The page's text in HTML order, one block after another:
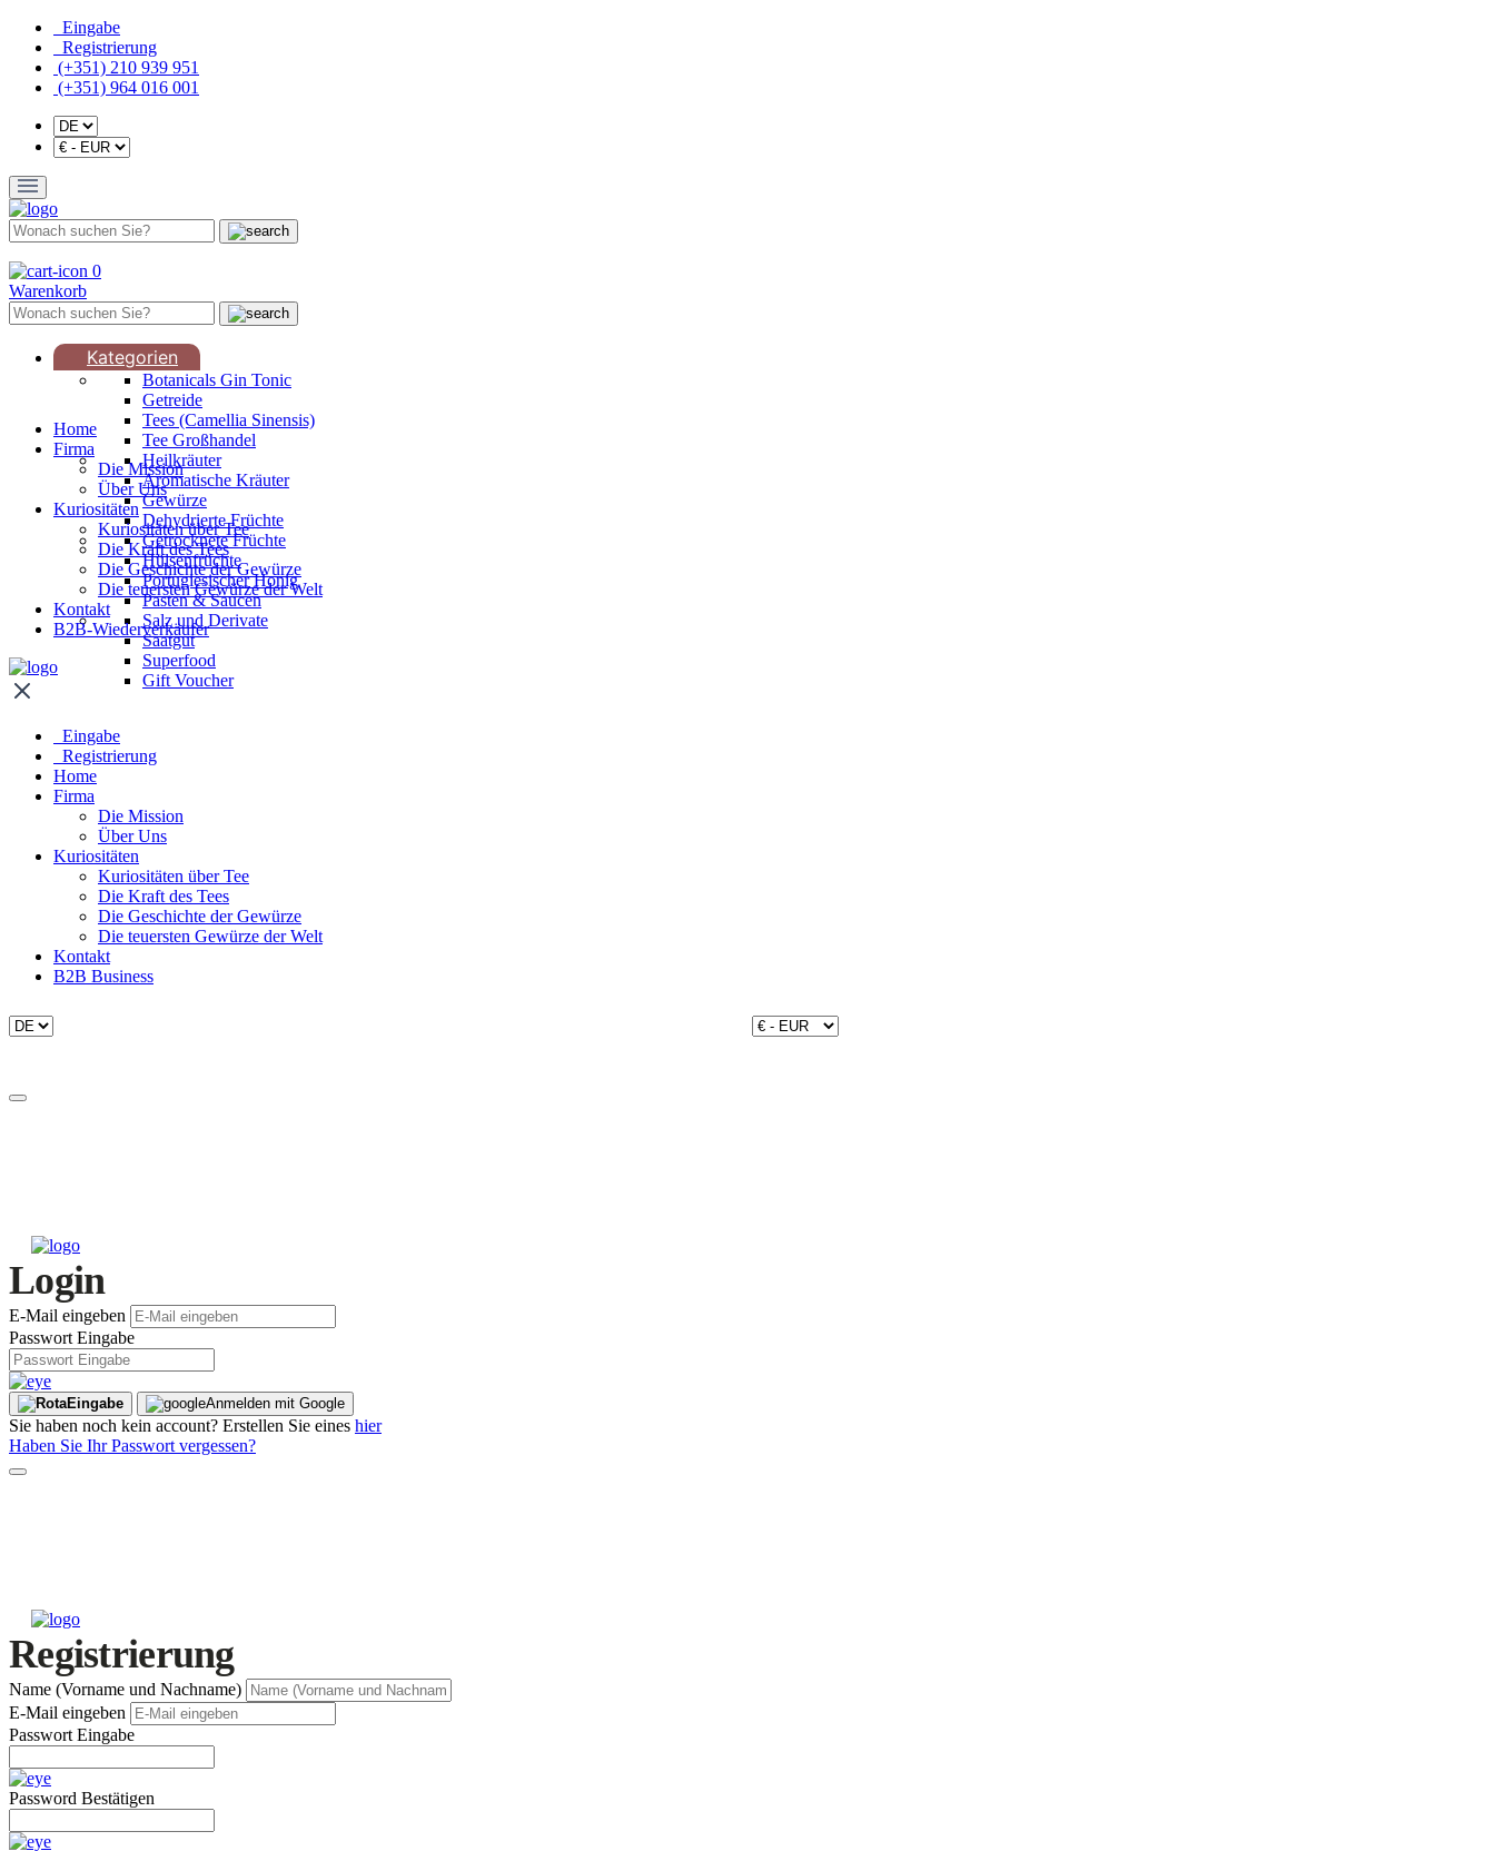
Eingabe
Registrierung
(+351) 210 939 951
(+351) 964 016 001
0
Warenkorb
Kategorien
Botanicals Gin Tonic
Getreide
Tees (Camellia Sinensis)
Tee Großhandel
Heilkräuter
Aromatische Kräuter
Gewürze
Dehydrierte Früchte
Getrocknete Früchte
Hülsenfrüchte
Portugiesischer Honig
Pasten & Saucen
Salz und Derivate
Saatgut
Superfood
Gift Voucher
Home
Firma
Die Mission
Über Uns
Kuriositäten
Kuriositäten über Tee
Die Kraft des Tees
Die Geschichte der Gewürze
Die teuersten Gewürze der Welt
Kontakt
B2B-Wiederverkäufer
Eingabe
Registrierung
Home
Firma
Die Mission
Über Uns
Kuriositäten
Kuriositäten über Tee
Die Kraft des Tees
Die Geschichte der Gewürze
Die teuersten Gewürze der Welt
Kontakt
B2B Business
Login
E-Mail eingeben
Passwort Eingabe
Eingabe Anmelden mit Google
Sie haben noch kein account? Erstellen Sie eines hier
Haben Sie Ihr Passwort vergessen?
Registrierung
Name (Vorname und Nachname)
E-Mail eingeben
Passwort Eingabe
Password Bestätigen